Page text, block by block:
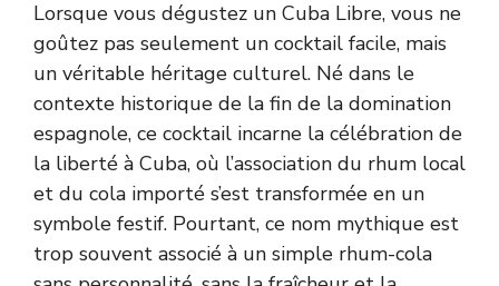
Lorsque vous dégustez un Cuba Libre, vous ne
goûtez pas seulement un cocktail facile, mais
un véritable héritage culturel. Né dans le
contexte historique de la fin de la domination
espagnole, ce cocktail incarne la célébration de
la liberté à Cuba, où l’association du rhum local
et du cola importé s’est transformée en un
symbole festif. Pourtant, ce nom mythique est
trop souvent associé à un simple rhum-cola